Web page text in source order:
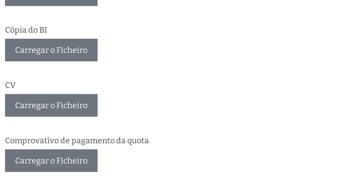
Cópia do BI
Carregar o Ficheiro
CV
Carregar o Ficheiro
Comprovativo de pagamento da quota
Carregar o Ficheiro